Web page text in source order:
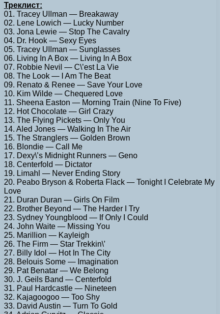
Треклист:
01. Tracey Ullman — Breakaway
02. Lene Lowich — Lucky Number
03. Jona Lewie — Stop The Cavalry
04. Dr. Hook — Sexy Eyes
05. Tracey Ullman — Sunglasses
06. Living In A Box — Living In A Box
07. Robbie Nevil — C\’est La Vie
08. The Look — I Am The Beat
09. Renato & Renee — Save Your Love
10. Kim Wilde — Chequered Love
11. Sheena Easton — Morning Train (Nine To Five)
12. Hot Chocolate — Girl Crazy
13. The Flying Pickets — Only You
14. Aled Jones — Walking In The Air
15. The Stranglers — Golden Brown
16. Blondie — Call Me
17. Dexy\’s Midnight Runners — Geno
18. Centerfold — Dictator
19. Limahl — Never Ending Story
20. Peabo Bryson & Roberta Flack — Tonight I Celebrate My
Love
21. Duran Duran — Girls On Film
22. Brother Beyond — The Harder I Try
23. Sydney Youngblood — If Only I Could
24. John Waite — Missing You
25. Marillion — Kayleigh
26. The Firm — Star Trekkin\’
27. Billy Idol — Hot In The City
28. Belouis Some — Imagination
29. Pat Benatar — We Belong
30. J. Geils Band — Centerfold
31. Paul Hardcastle — Nineteen
32. Kajagoogoo — Too Shy
33. David Austin — Turn To Gold